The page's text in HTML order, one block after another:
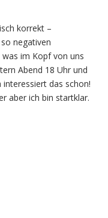
korrekt –
negativen
im Kopf von uns
Abend 18 Uhr und
interessiert das schon!
aber ich bin startklar.